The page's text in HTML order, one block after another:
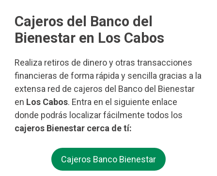
Cajeros del Banco del
Bienestar en Los Cabos
Realiza retiros de dinero y otras transacciones
financieras de forma rápida y sencilla gracias a la
extensa red de cajeros del Banco del Bienestar
en Los Cabos. Entra en el siguiente enlace
donde podrás localizar fácilmente todos los
cajeros Bienestar cerca de tí:
Cajeros Banco Bienestar